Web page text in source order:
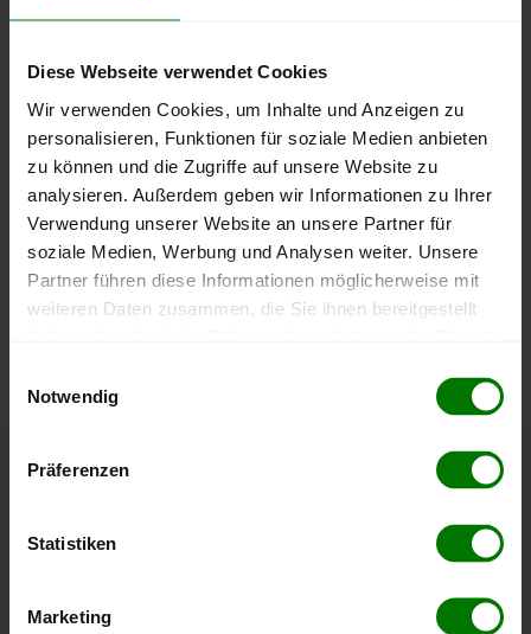
Diese Webseite verwendet Cookies
Wir verwenden Cookies, um Inhalte und Anzeigen zu
personalisieren, Funktionen für soziale Medien anbieten
zu können und die Zugriffe auf unsere Website zu
analysieren. Außerdem geben wir Informationen zu Ihrer
Verwendung unserer Website an unsere Partner für
soziale Medien, Werbung und Analysen weiter. Unsere
Partner führen diese Informationen möglicherweise mit
weiteren Daten zusammen, die Sie ihnen bereitgestellt
Notwendig
Präferenzen
Statistiken
Marketing
lose Ware Sackware
2025
2026
2026
250 €
300 €
350 €
Die aktuelle Preisentwicklung für Holzpellets in Deutschland
Höchst- und Tiefststände der
Höchst- und Tiefststände der
Pelletspreise für lose Holzpellets und Holzpellets